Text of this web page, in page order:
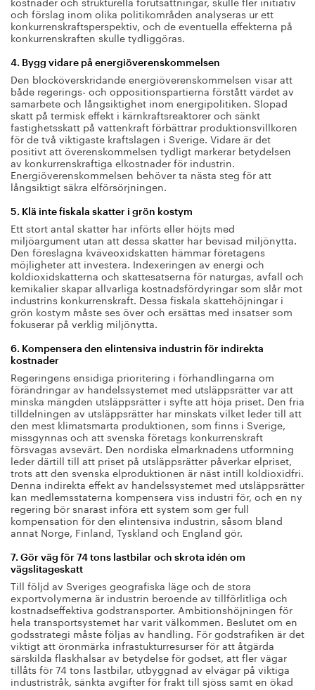
och förslag inom olika politikområden analyseras ur ett
konkurrenskraftsperspektiv, och de eventuella effekterna på
konkurrenskraften skulle tydliggöras.
4. Bygg vidare på energiöverenskommelsen
Den blocköverskridande energiöverenskommelsen visar att
både regerings- och oppositionspartierna förstått värdet av
samarbete och långsiktighet inom energipolitiken. Slopad
skatt på termisk effekt i kärnkraftsreaktorer och sänkt
fastighetsskatt på vattenkraft förbättrar produktionsvillkoren
för de två viktigaste kraftslagen i Sverige. Vidare är det
positivt att överenskommelsen tydligt markerar betydelsen
av konkurrenskraftiga elkostnader för industrin.
Energiöverenskommelsen behöver ta nästa steg för att
långsiktigt säkra elförsörjningen.
5. Klä inte fiskala skatter i grön kostym
Ett stort antal skatter har införts eller höjts med
miljöargument utan att dessa skatter har bevisad miljönytta.
Den föreslagna kväveoxidskatten hämmar företagens
möjligheter att investera. Indexeringen av energi och
koldioxidskatterna och skattesatserna för naturgas, avfall och
kemikalier skapar allvarliga kostnadsfördyringar som slår mot
industrins konkurrenskraft. Dessa fiskala skattehöjningar i
grön kostym måste ses över och ersättas med insatser som
fokuserar på verklig miljönytta.
6. Kompensera den elintensiva industrin för indirekta
kostnader
Regeringens ensidiga prioritering i förhandlingarna om
förändringar av handelssystemet med utsläppsrätter var att
minska mängden utsläppsrätter i syfte att höja priset. Den fria
tilldelningen av utsläppsrätter har minskats vilket leder till att
den mest klimatsmarta produktionen, som finns i Sverige,
missgynnas och att svenska företags konkurrenskraft
försvagas avsevärt. Den nordiska elmarknadens utformning
leder därtill till att priset på utsläppsrätter påverkar elpriset,
trots att den svenska elproduktionen är näst intill koldioxidfri.
Denna indirekta effekt av handelssystemet med utsläppsrätter
kan medlemsstaterna kompensera viss industri för, och en ny
regering bör snarast införa ett system som ger full
kompensation för den elintensiva industrin, såsom bland
annat Norge, Finland, Tyskland och England gör.
7. Gör väg för 74 tons lastbilar och skrota idén om
vägslitageskatt
Till följd av Sveriges geografiska läge och de stora
exportvolymerna är industrin beroende av tillförlitliga och
kostnadseffektiva godstransporter. Ambitionshöjningen för
hela transportsystemet har varit välkommen. Beslutet om en
godsstrategi måste följas av handling. För godstrafiken är det
viktigt att öronmärka infrastukturresurser för att åtgärda
särskilda flaskhalsar av betydelse för godset, att fler vägar
tillåts för 74 tons lastbilar, utbyggnad av elvägar på viktiga
industristråk, sänkta avgifter för frakt till sjöss samt en ökad